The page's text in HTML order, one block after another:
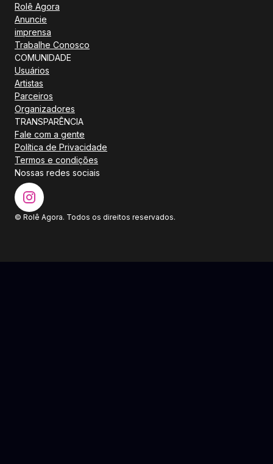
Rolê Agora
Anuncie
imprensa
Trabalhe Conosco
COMUNIDADE
Usuários
Artistas
Parceiros
Organizadores
TRANSPARÊNCIA
Fale com a gente
Política de Privacidade
Termos e condições
Nossas redes sociais
© Rolê Agora. Todos os direitos reservados.